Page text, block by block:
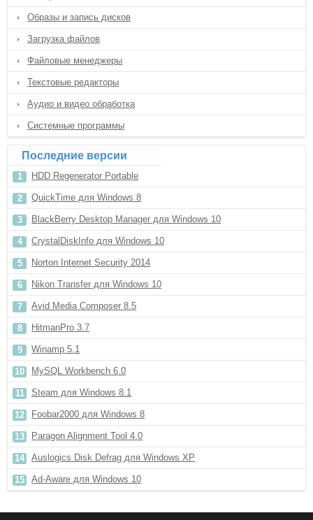
Образы и запись дисков
Загрузка файлов
Файловые менеджеры
Текстовые редакторы
Аудио и видео обработка
Системные программы
Последние версии
HDD Regenerator Portable
QuickTime для Windows 8
BlackBerry Desktop Manager для Windows 10
CrystalDiskInfo для Windows 10
Norton Internet Security 2014
Nikon Transfer для Windows 10
Avid Media Composer 8.5
HitmanPro 3.7
Winamp 5.1
MySQL Workbench 6.0
Steam для Windows 8.1
Foobar2000 для Windows 8
Paragon Alignment Tool 4.0
Auslogics Disk Defrag для Windows XP
Ad-Aware для Windows 10